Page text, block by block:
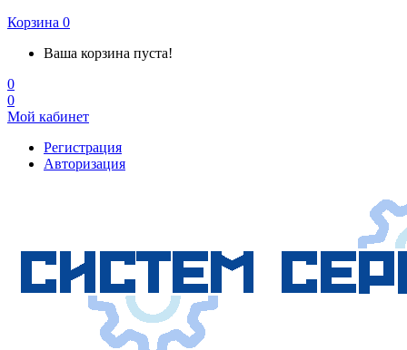
Корзина 0
Ваша корзина пуста!
0
0
Мой кабинет
Регистрация
Авторизация